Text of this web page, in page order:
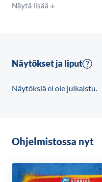
duunari Ben Richards
tekevät hänestä yllättäen
noustessa pilviin Benin on
Näytä lisää
Näytökset ja liput
Näytöksiä ei ole julkaistu.
Ohjelmistossa nyt